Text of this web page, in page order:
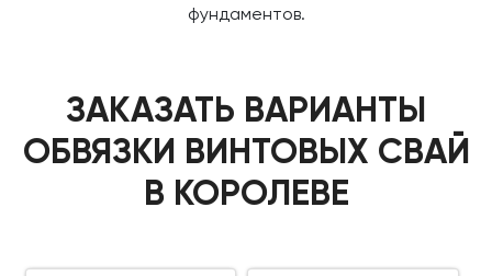
фундаментов.
ЗАКАЗАТЬ ВАРИАНТЫ
ОБВЯЗКИ ВИНТОВЫХ СВАЙ
В КОРОЛЕВЕ